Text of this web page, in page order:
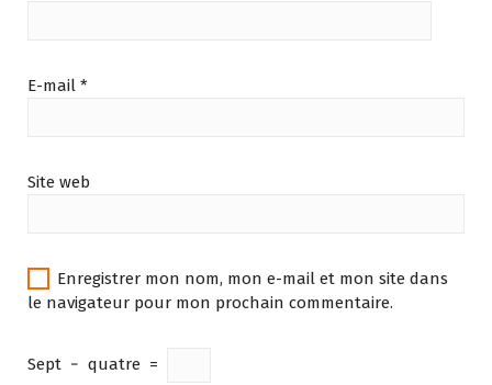
E-mail *
Site web
Enregistrer mon nom, mon e-mail et mon site dans
le navigateur pour mon prochain commentaire.
Sept − quatre =